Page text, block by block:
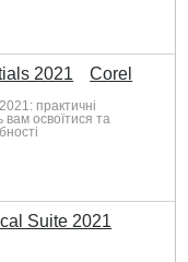
2021 Corel
практичні
освоїтися та
Suite 2021